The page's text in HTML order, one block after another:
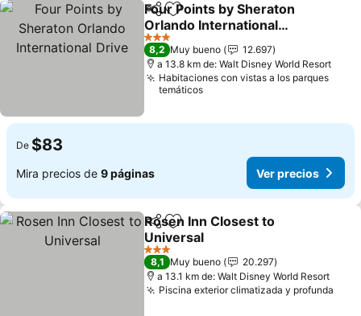
CompartirAgregar a favoritos
Four Points by Sheraton
Orlando International
Drive
Ver precios
3 Estrellas
8,2 Muy bueno
12.697
a 13.8 km de: Walt Disney World Resort
Habitaciones con vistas a los parques
temáticos
De $83
Mira precios de 9 páginas Ver precios
CompartirAgregar a favoritos
Rosen Inn Closest to
Universal
Ver precios
3 Estrellas
8,1 Muy bueno
20.297
a 13.1 km de: Walt Disney World Resort
Piscina exterior climatizada y profunda